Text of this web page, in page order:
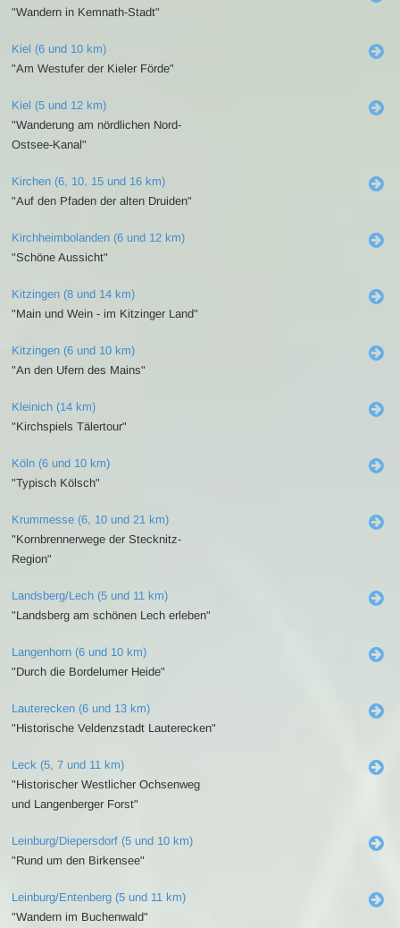
"Wandern in Kemnath-Stadt"
Kiel (6 und 10 km)
"Am Westufer der Kieler Förde"
Kiel (5 und 12 km)
"Wanderung am nördlichen Nord-
Ostsee-Kanal"
Kirchen (6, 10, 15 und 16 km)
"Auf den Pfaden der alten Druiden"
Kirchheimbolanden (6 und 12 km)
"Schöne Aussicht"
Kitzingen (8 und 14 km)
"Main und Wein - im Kitzinger Land"
Kitzingen (6 und 10 km)
"An den Ufern des Mains"
Kleinich (14 km)
"Kirchspiels Tälertour"
Köln (6 und 10 km)
"Typisch Kölsch"
Krummesse (6, 10 und 21 km)
"Kornbrennerwege der Stecknitz-
Region"
Landsberg/Lech (5 und 11 km)
"Landsberg am schönen Lech erleben"
Langenhorn (6 und 10 km)
"Durch die Bordelumer Heide"
Lauterecken (6 und 13 km)
"Historische Veldenzstadt Lauterecken"
Leck (5, 7 und 11 km)
"Historischer Westlicher Ochsenweg
und Langenberger Forst"
Leinburg/Diepersdorf (5 und 10 km)
"Rund um den Birkensee"
Leinburg/Entenberg (5 und 11 km)
"Wandern im Buchenwald"